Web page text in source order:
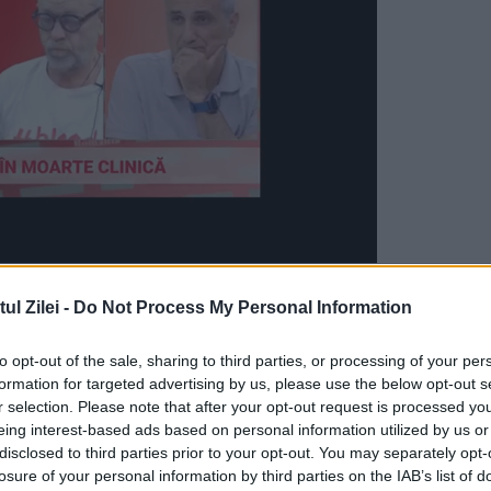
Zilei - Do Not Process My Personal Information
opt-out of the sale, sharing to third parties, or processing of your
for targeted advertising by us, please use the below opt-out
selection. Please note that after your opt-out request is processed
interest-based ads based on personal information utilized by us
to third parties prior to your opt-out. You may separately
of your personal information by third parties on the IAB’s list of
auto, acum România pierde o investiţie
transmite Mediafax.
Benz, a anunţat astăzi oficial că va
unei noi uzine de motoare.
unde la Sebeş Daimler produce prin